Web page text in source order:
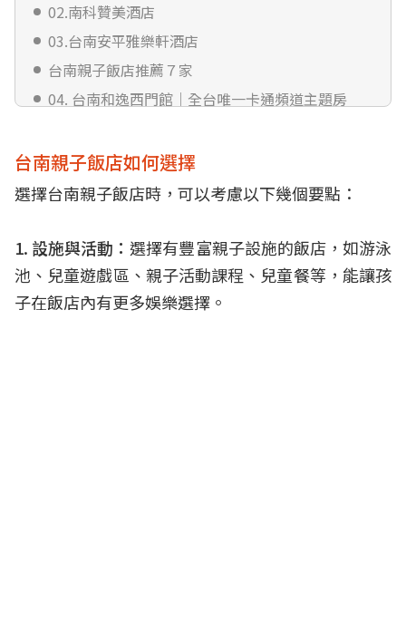
02.南科贊美酒店
03.台南安平雅樂軒酒店
台南親子飯店推薦７家
04. 台南和逸西門館｜全台唯一卡通頻道主題房
06. 大員皇冠假日酒店｜日式房爽泡大浴缸
07. 台南遠東香格里拉｜緊鄰車站的五星飯店
09. 捷絲旅台南虎山館｜順遊奇美博物館、十鼓糖
廠
10. 台南晶英酒店｜中西區精華地段超方便
台南親子飯店如何選擇
選擇台南親子飯店時，可以考慮以下幾個要點：
1. 設施與活動： 選擇有豐富親子設施的飯店，如游泳
池、兒童遊戲區、親子活動課程、兒童餐等，能讓孩
子在飯店內有更多娛樂選擇。